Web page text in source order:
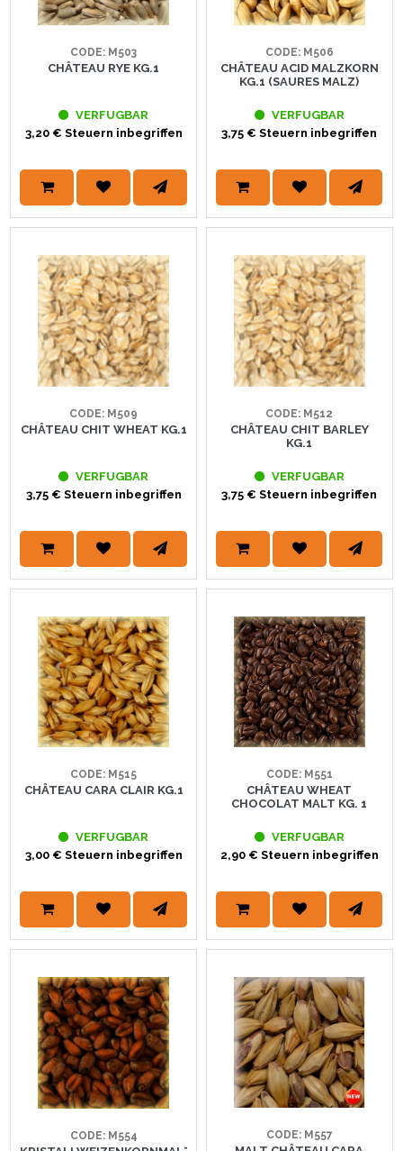
CODE: M503
CHÂTEAU RYE KG.1
VERFUGBAR
3,20 € Steuern inbegriffen
CODE: M506
CHÂTEAU ACID MALZKORN
KG.1 (SAURES MALZ)
VERFUGBAR
3,75 € Steuern inbegriffen
CODE: M509
CHÂTEAU CHIT WHEAT KG.1
VERFUGBAR
3,75 € Steuern inbegriffen
CODE: M512
CHÂTEAU CHIT BARLEY
KG.1
VERFUGBAR
3,75 € Steuern inbegriffen
CODE: M515
CHÂTEAU CARA CLAIR KG.1
VERFUGBAR
3,00 € Steuern inbegriffen
CODE: M551
CHÂTEAU WHEAT
CHOCOLAT MALT KG. 1
VERFUGBAR
2,90 € Steuern inbegriffen
CODE: M554 CODE: M557